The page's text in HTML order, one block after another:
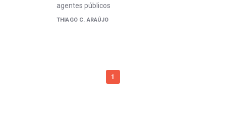
agentes públicos
THIAGO C. ARAÚJO
1